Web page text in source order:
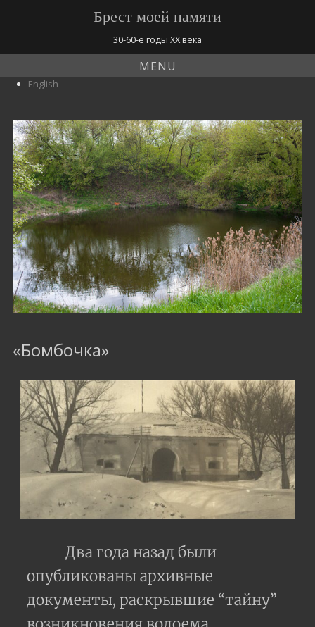
Брест моей памяти
30-60-е годы ХХ века
MENU
English
«Бомбочка»
Два года назад были
опубликованы архивные
документы, раскрывшие “тайну”